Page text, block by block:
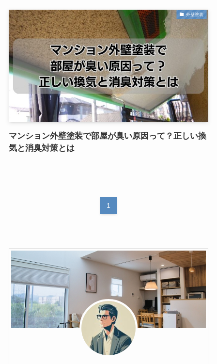
外壁塗装
マンション外壁塗装で部屋が臭い原因って？正しい換
気と消臭対策とは
1